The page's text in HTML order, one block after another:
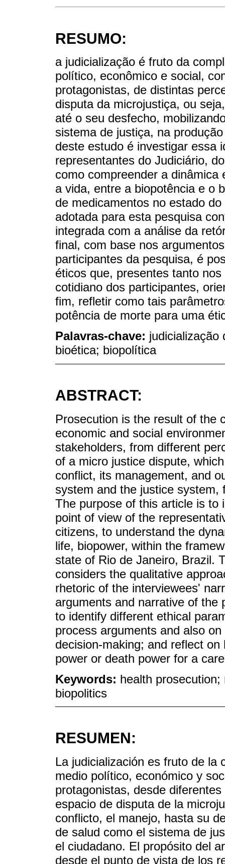
RESUMO:
a judicialização é fruto da
político, econômico e social,
protagonistas, de distintas
disputa da microjustiça, ou
até o seu desfecho,
sistema de justiça, na
deste estudo é investigar essa
representantes do Judiciário,
como compreender a
a vida, entre a biopotência e o
de medicamentos no estado
adotada para esta pesquisa
integrada com a análise da
final, com base nos
participantes da pesquisa, é
éticos que, presentes tanto
cotidiano dos participantes,
fim, refletir como tais
potência de morte para uma
Palavras-chave: judicialização
bioética; biopolítica
ABSTRACT:
Prosecution is the result of the
economic and social
stakeholders, from different
of a micro justice dispute,
conflict, its management, and
system and the justice
The purpose of this article is to
point of view of the
citizens, to understand the
life, biopower, within the
state of Rio de Janeiro, Brazil.
considers the qualitative
rhetoric of the interviewees'
arguments and narrative of the
to identify different ethical
process arguments and also
decision-making; and reflect
power or death power for a
Keywords: health
biopolitics
RESUMEN:
La judicialización es fruto de la
medio político, económico y
protagonistas, desde
espacio de disputa de la
conflicto, el manejo, hasta su
de salud como el sistema de
el ciudadano. El propósito del
desde el punto de vista de los